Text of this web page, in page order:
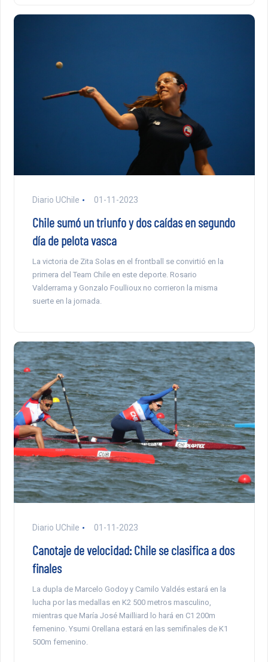
Diario UChile 01-11-2023
Chile sumó un triunfo y dos caídas en segundo
día de pelota vasca
La victoria de Zita Solas en el frontball se convirtió en la
primera del Team Chile en este deporte. Rosario
Valderrama y Gonzalo Foullioux no corrieron la misma
suerte en la jornada.
Diario UChile 01-11-2023
Canotaje de velocidad: Chile se clasifica a dos
finales
La dupla de Marcelo Godoy y Camilo Valdés estará en la
lucha por las medallas en K2 500 metros masculino,
mientras que María José Mailliard lo hará en C1 200m
femenino. Ysumi Orellana estará en las semifinales de K1
500m femenino.